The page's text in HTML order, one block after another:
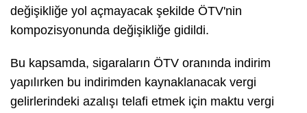
değişikliğe yol açmayacak şekilde ÖTV'nin
kompozisyonunda değişikliğe gidildi.
Bu kapsamda, sigaraların ÖTV oranında indirim
yapılırken bu indirimden kaynaklanacak vergi
gelirlerindeki azalışı telafi etmek için maktu vergi